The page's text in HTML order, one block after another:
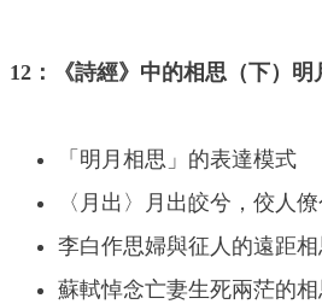
12：《詩經》中的相思（下）明
「明月相思」的表達模式
〈月出〉月出皎兮，佼人
李白作思婦與征人的遠距相
蘇軾悼念亡妻生死兩茫的相